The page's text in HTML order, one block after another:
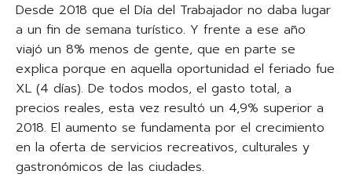
Desde 2018 que el Día del Trabajador no daba lugar
a un fin de semana turístico. Y frente a ese año
viajó un 8% menos de gente, que en parte se
explica porque en aquella oportunidad el feriado fue
XL (4 días). De todos modos, el gasto total, a
precios reales, esta vez resultó un 4,9% superior a
2018. El aumento se fundamenta por el crecimiento
en la oferta de servicios recreativos, culturales y
gastronómicos de las ciudades.